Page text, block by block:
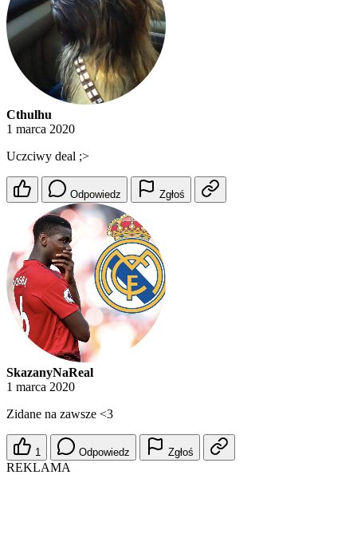
Cthulhu
1 marca 2020
Uczciwy deal ;>
Odpowiedz Zgłoś
SkazanyNaReal
1 marca 2020
Zidane na zawsze <3
1 Odpowiedz Zgłoś
REKLAMA